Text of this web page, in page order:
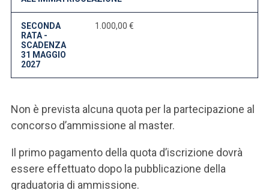
SECONDA
RATA -
SCADENZA
31 MAGGIO
2027
1.000,00 €
Non è prevista alcuna quota per la partecipazione al
concorso d’ammissione al master.
Il primo pagamento della quota d’iscrizione dovrà
essere effettuato dopo la pubblicazione della
graduatoria di ammissione.